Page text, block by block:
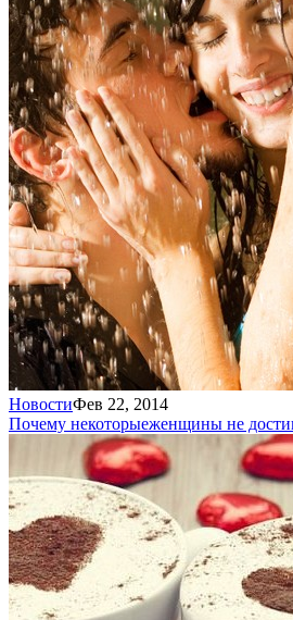
НовостиФев 22, 2014
Почему некоторыеженщины не